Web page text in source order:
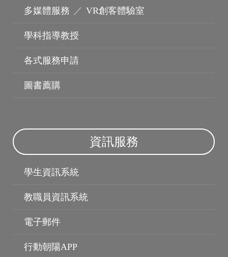
個人資料保護
多媒體服務 ／ VR創客體驗室
學科指導教授
各式服務申請
圖書薦購
資訊服務
學生資訊系統
教職員資訊系統
電子郵件
行動朝陽APP